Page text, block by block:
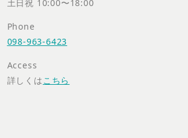
土日祝 10:00〜18:00
Phone
098-963-6423
Access
詳しくは こちら